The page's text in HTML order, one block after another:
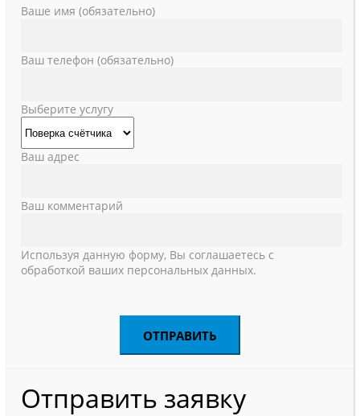
Ваше имя (обязательно)
Ваш телефон (обязательно)
Выберите услугу
Ваш адрес
Ваш комментарий
Используя данную форму, Вы соглашаетесь с
обработкой ваших персональных данных.
Отправить заявку